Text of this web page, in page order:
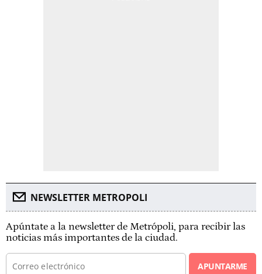
NEWSLETTER METROPOLI
Apúntate a la newsletter de Metrópoli, para recibir las
noticias más importantes de la ciudad.
APUNTARME